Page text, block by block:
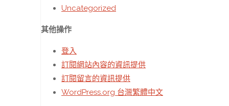
Uncategorized
其他操作
登入
訂閱網站內容的資訊提供
訂閱留言的資訊提供
WordPress.org 台灣繁體中文